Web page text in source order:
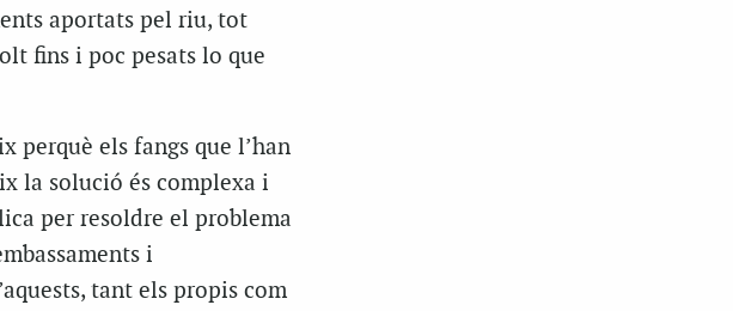
aportats pel riu, tot
fins i poc pesats lo que
perquè els fangs que l’han
la solució és complexa i
per resoldre el problema
i
tant els propis com